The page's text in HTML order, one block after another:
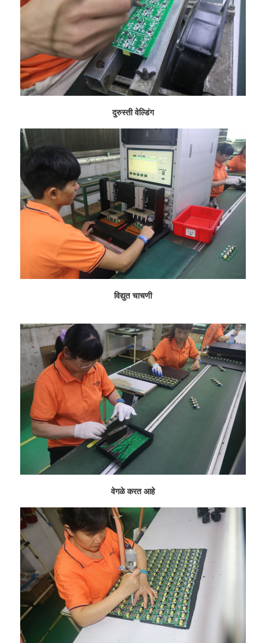
दुरुस्ती वेल्डिंग
विद्युत चाचणी
वेगळे करत आहे